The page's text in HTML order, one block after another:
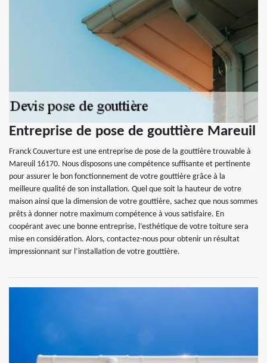
Entreprise de pose de gouttière Mareuil
Franck Couverture est une entreprise de pose de la gouttière trouvable à
Mareuil 16170. Nous disposons une compétence suffisante et pertinente
pour assurer le bon fonctionnement de votre gouttière grâce à la
meilleure qualité de son installation. Quel que soit la hauteur de votre
maison ainsi que la dimension de votre gouttière, sachez que nous sommes
prêts à donner notre maximum compétence à vous satisfaire. En
coopérant avec une bonne entreprise, l’esthétique de votre toiture sera
mise en considération. Alors, contactez-nous pour obtenir un résultat
impressionnant sur l’installation de votre gouttière.